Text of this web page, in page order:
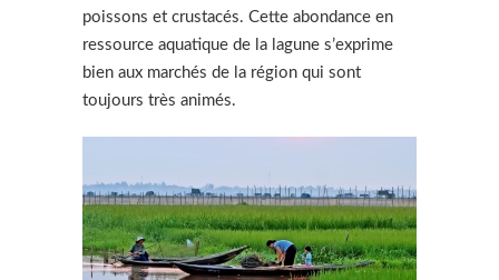
poissons et crustacés. Cette abondance en
ressource aquatique de la lagune s’exprime
bien aux marchés de la région qui sont
toujours très animés.